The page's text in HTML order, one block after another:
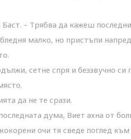
– Трябва да кажеш
малко, но пристъпи
сетне спря и беззвучно си
да не те срази.
дума, Виет ахна от
очи тя сведе поглед